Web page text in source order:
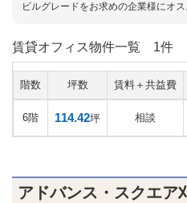
ビルグレードをお求めの企業様にオス
賃貸オフィス物件一覧 1件
階数 坪数 賃料＋共益費
6階 114.42坪 相談
アドバンス・スクエア